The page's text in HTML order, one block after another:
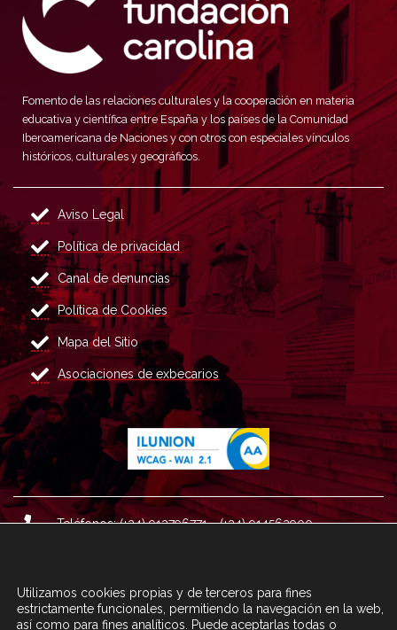
Fomento de las relaciones culturales y la cooperación en materia
educativa y científica entre España y los países de la Comunidad
Iberoamericana de Naciones y con otros con especiales vínculos
históricos, culturales y geográficos.
Aviso Legal
Política de privacidad
Canal de denuncias
Política de Cookies
Mapa del Sitio
Asociaciones de exbecarios
Teléfonos: (+34) 913796771 - (+34) 914562900
Correo : informacion@fundacioncarolina.es
Utilizamos cookies propias y de terceros para fines
estrictamente funcionales, permitiendo la navegación en la web,
así como para fines analíticos. Puede aceptarlas todas o